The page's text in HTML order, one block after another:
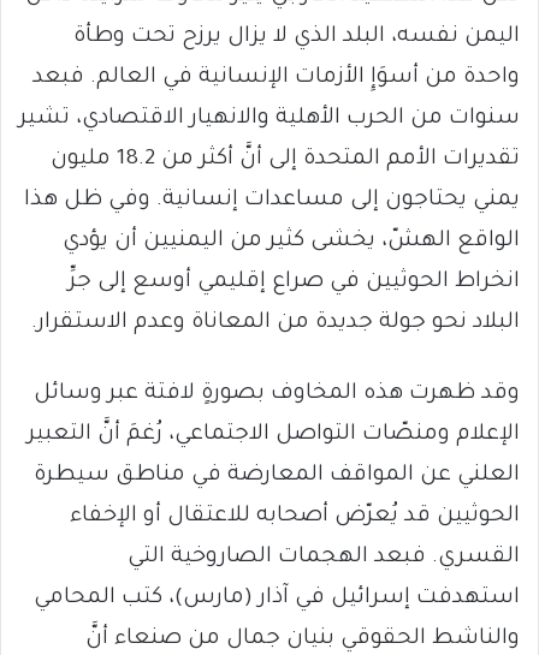
اليمن نفسه، البلد الذي لا يزال يرزح تحت وطأة
واحدة من أسوَإِ الأزمات الإنسانية في العالم. فبعد
سنوات من الحرب الأهلية والانهيار الاقتصادي، تشير
تقديرات الأمم المتحدة إلى أنَّ أكثر من 18.2 مليون
يمني يحتاجون إلى مساعدات إنسانية. وفي ظل هذا
الواقع الهشّ، يخشى كثير من اليمنيين أن يؤدي
انخراط الحوثيين في صراع إقليمي أوسع إلى جرِّ
البلاد نحو جولة جديدة من المعاناة وعدم الاستقرار.
وقد ظهرت هذه المخاوف بصورةٍ لافتة عبر وسائل
الإعلام ومنصّات التواصل الاجتماعي، رُغمَ أنَّ التعبير
العلني عن المواقف المعارضة في مناطق سيطرة
الحوثيين قد يُعرّض أصحابه للاعتقال أو الإخفاء
القسري. فبعد الهجمات الصاروخية التي
استهدفت إسرائيل في آذار (مارس)، كتب المحامي
والناشط الحقوقي بنيان جمال من صنعاء أنَّ